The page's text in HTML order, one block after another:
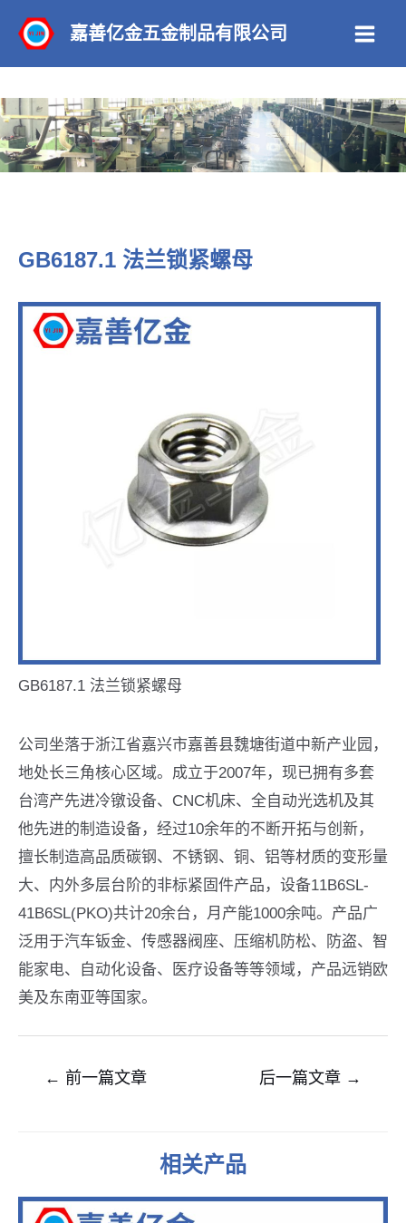
内
容
嘉善亿金五金制品有限公司
GB6187.1 法兰锁紧螺母
GB6187.1 法兰锁紧螺母
公司坐落于浙江省嘉兴市嘉善县魏塘街道中新产业园，
地处长三角核心区域。成立于2007年，现已拥有多套
台湾产先进冷镦设备、CNC机床、全自动光选机及其
他先进的制造设备，经过10余年的不断开拓与创新，
擅长制造高品质碳钢、不锈钢、铜、铝等材质的变形量
大、内外多层台阶的非标紧固件产品，设备11B6SL-
41B6SL(PKO)共计20余台，月产能1000余吨。产品广
泛用于汽车钣金、传感器阀座、压缩机防松、防盗、智
能家电、自动化设备、医疗设备等等领域，产品远销欧
美及东南亚等国家。
← 前一篇文章 后一篇文章 →
相关产品